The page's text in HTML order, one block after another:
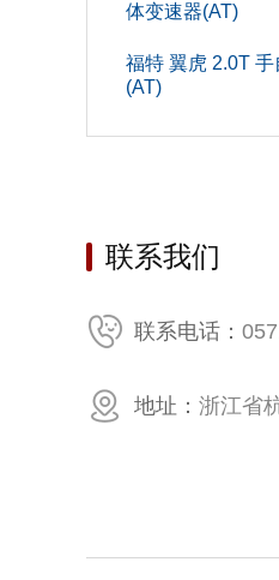
体变速器(AT)
福特 翼虎 2.0T
(AT)
联系我们
联系电话：
地址： 浙江省